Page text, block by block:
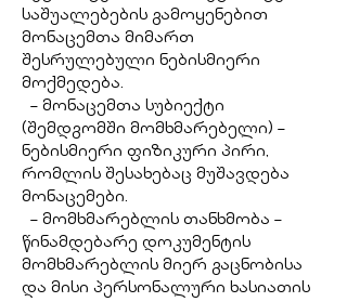
საშუალებების გამოყენებით
მონაცემთა მიმართ
შესრულებული ნებისმიერი
მოქმედება.
– მონაცემთა სუბიექტი
(შემდგომში მომხმარებელი) –
ნებისმიერი ფიზიკური პირი,
რომლის შესახებაც მუშავდება
მონაცემები.
– მომხმარებლის თანხმობა –
წინამდებარე დოკუმენტის
მომხმარებლის მიერ გაცნობისა
და მისი პერსონალური ხასიათის